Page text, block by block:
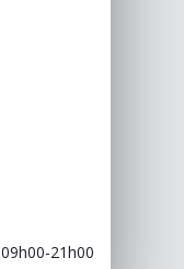
09h00-21h00